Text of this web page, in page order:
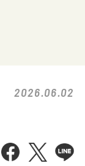
2026.06.02